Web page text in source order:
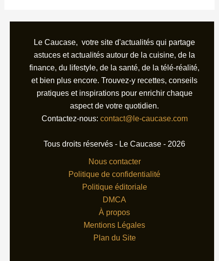
Le Caucase, votre site d'actualités qui partage
astuces et actualités autour de la cuisine, de la
finance, du lifestyle, de la santé, de la télé-réalité,
et bien plus encore. Trouvez-y recettes, conseils
pratiques et inspirations pour enrichir chaque
aspect de votre quotidien.
Contactez-nous: contact@le-caucase.com
Tous droits réservés - Le Caucase - 2026
Nous contacter
Politique de confidentialité
Politique éditoriale
DMCA
À propos
Mentions Légales
Plan du Site